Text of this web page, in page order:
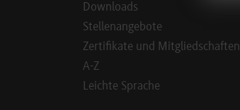
Downloads
Stellenangebote
Zertifikate und Mitgliedschaften
A-Z
Leichte Sprache